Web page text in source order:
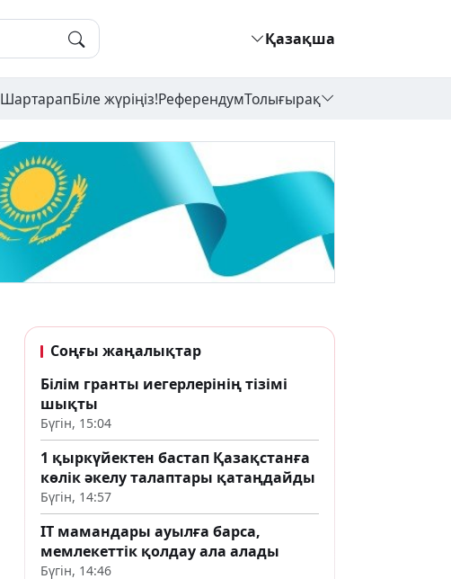
Қазақша
ШартарапБіле жүріңіз!РеферендумТолығырақ
Соңғы жаңалықтар
Білім гранты иегерлерінің тізімі
шықты
Бүгін, 15:04
1 қыркүйектен бастап Қазақстанға
көлік әкелу талаптары қатаңдайды
Бүгін, 14:57
IT мамандары ауылға барса,
мемлекеттік қолдау ала алады
Бүгін, 14:46